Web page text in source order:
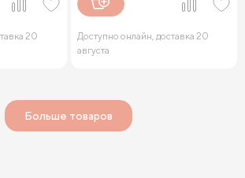
20
Доступно онлайн, доставка 20
августа
Больше товаров